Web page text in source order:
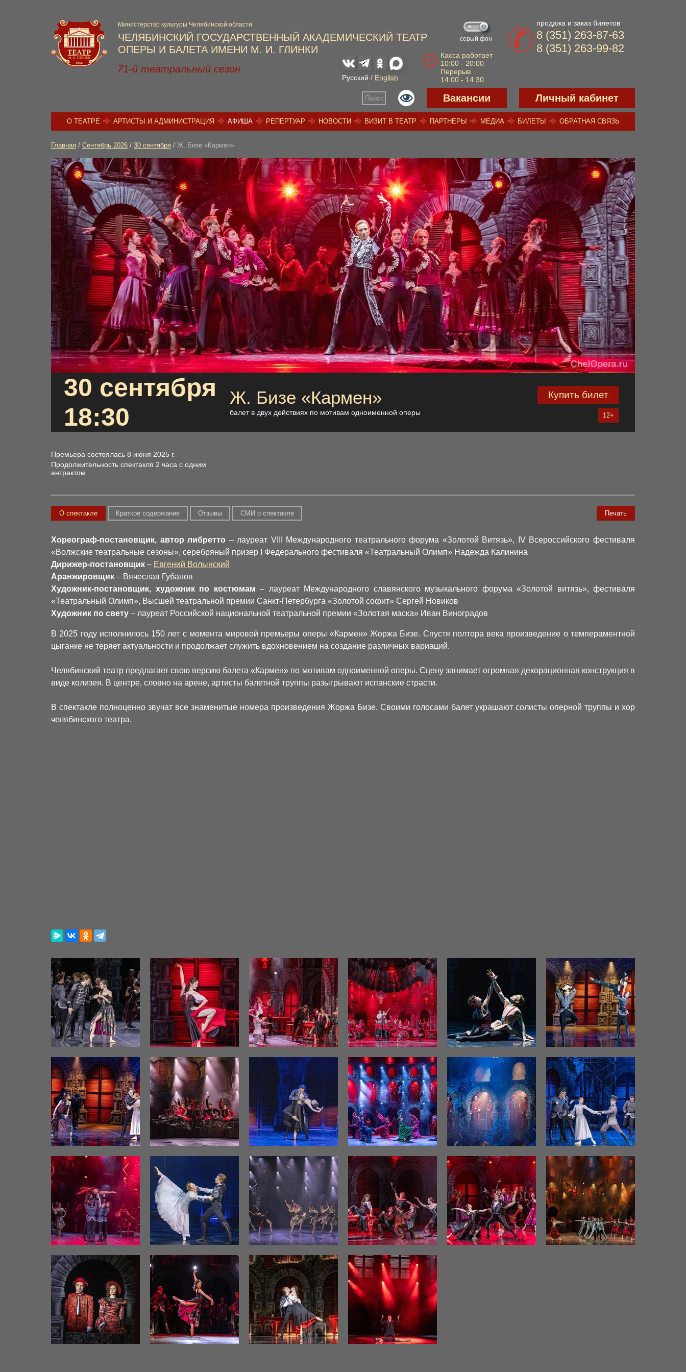
ЧЕЛЯБИНСКИЙ ГОСУДАРСТВЕННЫЙ АКАДЕМИЧЕСКИЙ ТЕАТР
ОПЕРЫ И БАЛЕТА ИМЕНИ М. И. ГЛИНКИ
Министерство культуры Челябинской области
серый фон
Касса работает
10:00 - 20:00
Перерыв
14:00 - 14:30
Русский / English
продажа и заказ билетов
8 (351) 263-87-63
8 (351) 263-99-82
71-й театральный сезон
Поиск Вакансии Личный кабинет
О ТЕАТРЕ АРТИСТЫ И АДМИНИСТРАЦИЯ АФИША РЕПЕРТУАР НОВОСТИ ВИЗИТ В ТЕАТР ПАРТНЕРЫ МЕДИА БИЛЕТЫ ОБРАТНАЯ СВЯЗЬ
Главная / Сентябрь 2026 / 30 сентября / Ж. Бизе «Кармен»
Купить билет
12+
30 сентября
18:30
Ж. Бизе «Кармен»
балет в двух действиях по мотивам одноименной оперы
Премьера состоялась 8 июня 2025 г.
Продолжительность спектакля 2 часа с одним
антрактом
Печать
О спектакле Краткое содержание Отзывы СМИ о спектакле
Хореограф-постановщик, автор либретто – лауреат VIII Международного театрального форума «Золотой Витязь», IV Всероссийского фестиваля
«Волжские театральные сезоны», серебряный призер I Федерального фестиваля «Театральный Олимп» Надежда Калинина
Дирижер-постановщик – Евгений Волынский
Аранжировщик – Вячеслав Губанов
Художник-постановщик, художник по костюмам – лауреат Международного славянского музыкального форума «Золотой витязь», фестиваля
«Театральный Олимп», Высшей театральной премии Санкт-Петербурга «Золотой софит» Сергей Новиков
Художник по свету – лауреат Российской национальной театральной премии «Золотая маска» Иван Виноградов
В 2025 году исполнилось 150 лет с момента мировой премьеры оперы «Кармен» Жоржа Бизе. Спустя полтора века произведение о темпераментной
цыганке не теряет актуальности и продолжает служить вдохновением на создание различных вариаций.
Челябинский театр предлагает свою версию балета «Кармен» по мотивам одноименной оперы. Сцену занимает огромная декорационная конструкция в
виде колизея. В центре, словно на арене, артисты балетной труппы разыгрывают испанские страсти.
В спектакле полноценно звучат все знаменитые номера произведения Жоржа Бизе. Своими голосами балет украшают солисты оперной труппы и хор
челябинского театра.